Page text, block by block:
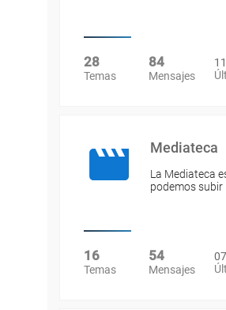
28
Temas
84
Mensajes
Mediateca
La Mediateca
podemos subir
16
Temas
54
Mensajes